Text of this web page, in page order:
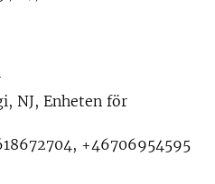
NJ, Enheten för
+46706954595